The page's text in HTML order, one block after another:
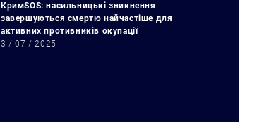
КримSOS: насильницькі зникнення
завершуються смертю найчастіше для
активних противників окупації
3 / 07 / 2025